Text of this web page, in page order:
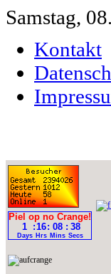
Samstag,
Kontakt